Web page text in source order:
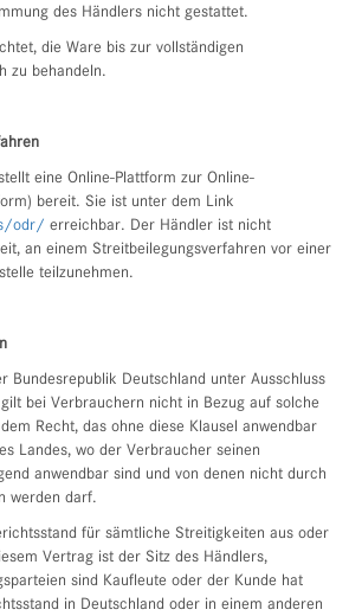
des Händlers nicht gestattet.
die Ware bis zur vollständigen
zu behandeln.
eine Online-Plattform zur Online-
bereit. Sie ist unter dem Link
odr/ erreichbar. Der Händler ist nicht
an einem Streitbeilegungsverfahren vor einer
teilzunehmen.
Bundesrepublik Deutschland unter Ausschluss
bei Verbrauchern nicht in Bezug auf solche
Recht, das ohne diese Klausel anwendbar
Landes, wo der Verbraucher seinen
anwendbar sind und von denen nicht durch
werden darf.
für sämtliche Streitigkeiten aus oder
Vertrag ist der Sitz des Händlers,
sind Kaufleute oder der Kunde hat
in Deutschland oder in einem anderen